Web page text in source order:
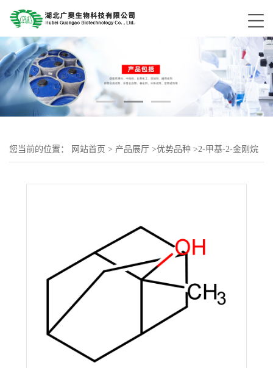
您当前的位置： 网站首页 > 产品展厅 >优势品种 >2-甲基-2-金刚烷